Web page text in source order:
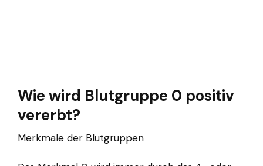
Wie wird Blutgruppe 0 positiv
vererbt?
Merkmale der Blutgruppen